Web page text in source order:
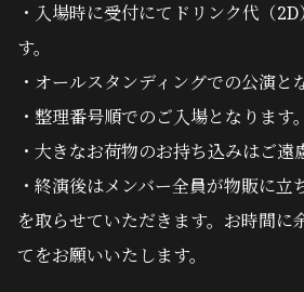
・入場時に受付にてドリンク代（
す。
・オールスタンディングでの公演と
・整理番号順でのご入場となります。
・大きなお荷物のお持ち込みはご遠
・終演後はメンバー全員が物販に立
を取らせていただきます。お時間に
てをお願いいたします。